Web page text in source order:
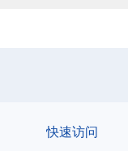
快速访问